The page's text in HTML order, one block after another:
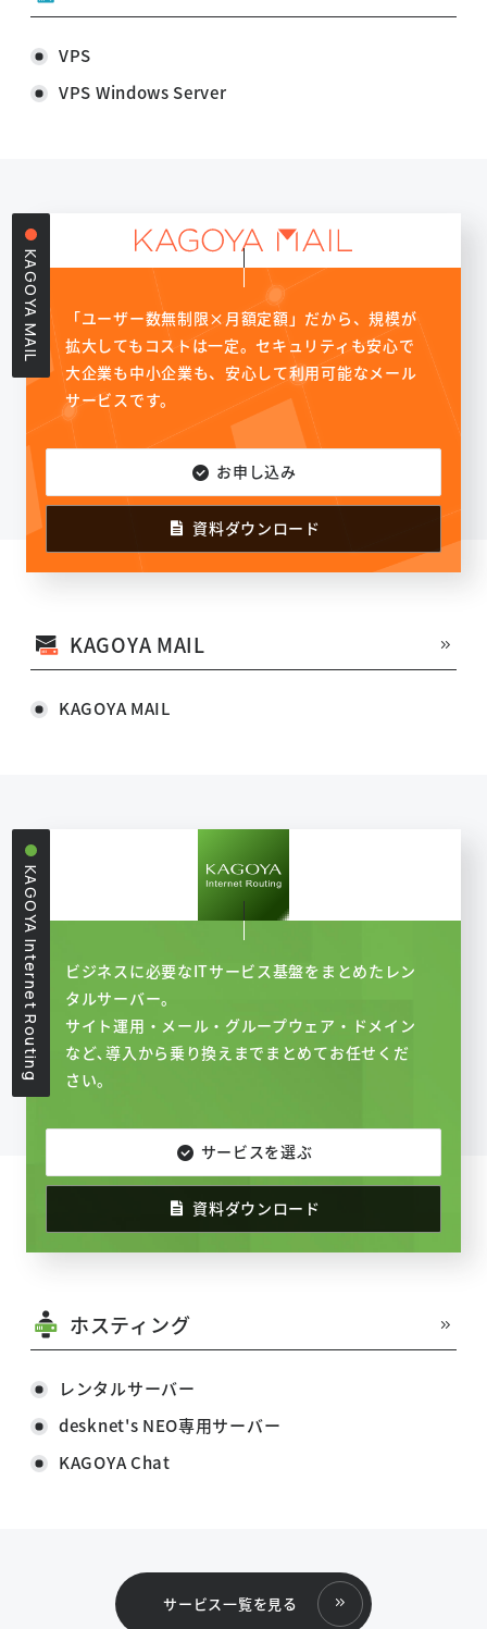
VPS
VPS Windows Server
KAGOYA MAIL
「ユーザー数無制限×月額定額」だから、規模が
拡大してもコストは一定。セキュリティも安心で
大企業も中小企業も、安心して利用可能なメール
サービスです。
お申し込み
資料ダウンロード
KAGOYA MAIL
KAGOYA MAIL
KAGOYA Internet Routing
ビジネスに必要なITサービス基盤をまとめたレン
タルサーバー。
サイト運用・メール・グループウェア・ドメイン
など､導入から乗り換えまでまとめてお任せくだ
さい。
サービスを選ぶ
資料ダウンロード
ホスティング
レンタルサーバー
desknet's NEO専用サーバー
KAGOYA Chat
サービス一覧を見る